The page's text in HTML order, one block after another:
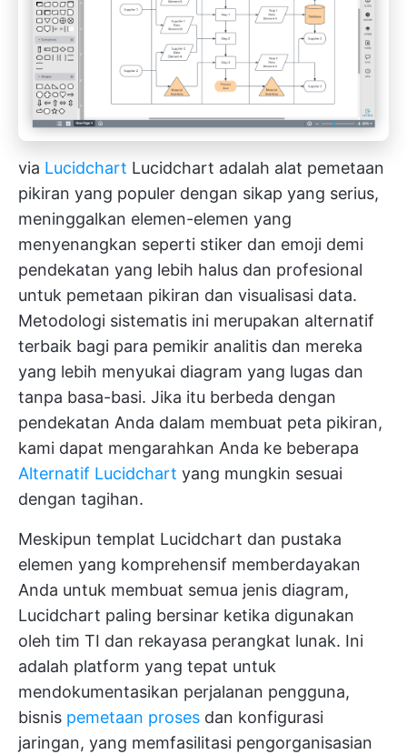
via Lucidchart Lucidchart adalah alat pemetaan
pikiran yang populer dengan sikap yang serius,
meninggalkan elemen-elemen yang
menyenangkan seperti stiker dan emoji demi
pendekatan yang lebih halus dan profesional
untuk pemetaan pikiran dan visualisasi data.
Metodologi sistematis ini merupakan alternatif
terbaik bagi para pemikir analitis dan mereka
yang lebih menyukai diagram yang lugas dan
tanpa basa-basi. Jika itu berbeda dengan
pendekatan Anda dalam membuat peta pikiran,
kami dapat mengarahkan Anda ke beberapa
Alternatif Lucidchart yang mungkin sesuai
dengan tagihan.
Meskipun templat Lucidchart dan pustaka
elemen yang komprehensif memberdayakan
Anda untuk membuat semua jenis diagram,
Lucidchart paling bersinar ketika digunakan
oleh tim TI dan rekayasa perangkat lunak. Ini
adalah platform yang tepat untuk
mendokumentasikan perjalanan pengguna,
bisnis pemetaan proses dan konfigurasi
jaringan, yang memfasilitasi pengorganisasian